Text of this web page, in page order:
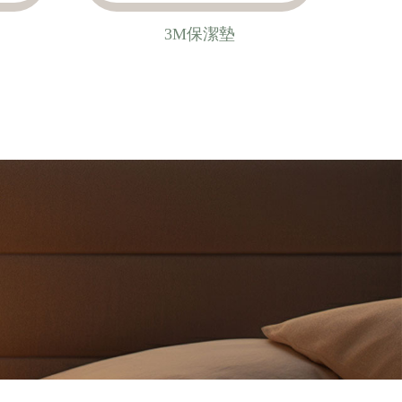
3M保潔墊